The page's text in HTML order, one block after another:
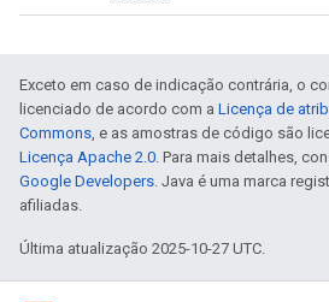
Exceto em caso de indicação contrária, o
licenciado de acordo com a Licença de
Commons, e as amostras de código são
Licença Apache 2.0. Para mais detalhes,
Google Developers. Java é uma marca
afiliadas.
Última atualização 2025-10-27 UTC.